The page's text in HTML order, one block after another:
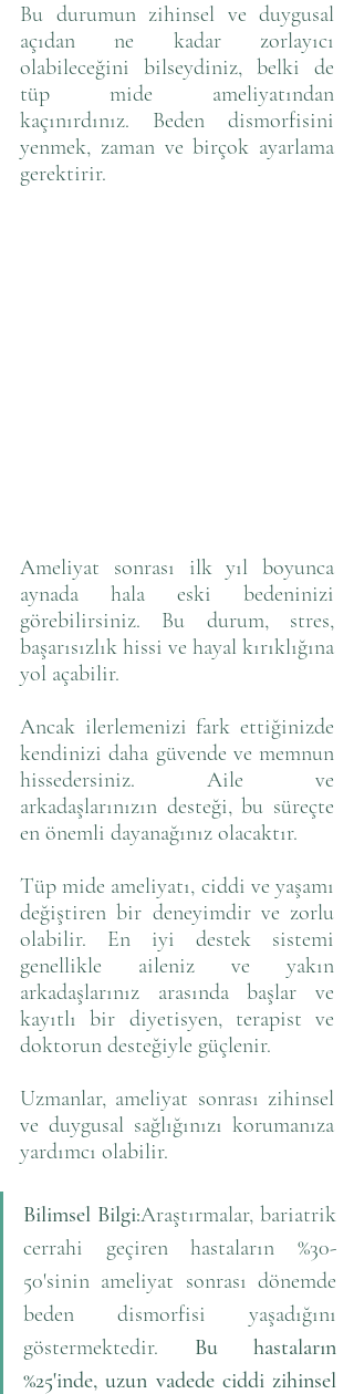
Bu durumun zihinsel ve duygusal
açıdan ne kadar zorlayıcı
olabileceğini bilseydiniz, belki de
tüp mide ameliyatından
kaçınırdınız. Beden dismorfisini
yenmek, zaman ve birçok ayarlama
gerektirir.
Ameliyat sonrası ilk yıl boyunca
aynada hala eski bedeninizi
görebilirsiniz. Bu durum, stres,
başarısızlık hissi ve hayal kırıklığına
yol açabilir.
Ancak ilerlemenizi fark ettiğinizde
kendinizi daha güvende ve memnun
hissedersiniz. Aile ve
arkadaşlarınızın desteği, bu süreçte
en önemli dayanağınız olacaktır.
Tüp mide ameliyatı, ciddi ve yaşamı
değiştiren bir deneyimdir ve zorlu
olabilir. En iyi destek sistemi
genellikle aileniz ve yakın
arkadaşlarınız arasında başlar ve
kayıtlı bir diyetisyen, terapist ve
doktorun desteğiyle güçlenir.
Uzmanlar, ameliyat sonrası zihinsel
ve duygusal sağlığınızı korumanıza
yardımcı olabilir.
Bilimsel Bilgi:Araştırmalar, bariatrik
cerrahi geçiren hastaların %30-
50'sinin ameliyat sonrası dönemde
beden dismorfisi yaşadığını
göstermektedir. Bu hastaların
%25'inde, uzun vadede ciddi zihinsel